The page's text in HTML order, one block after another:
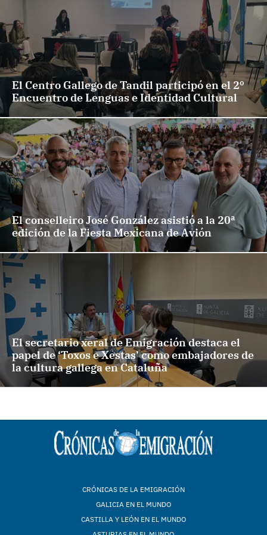
El Centro Gallego de Tandil participó en el 2º
Encuentro de Lenguas e Identidad Cultural
El conselleiro José González asistió a la 20ª
edición de la Fiesta Mexicana de Avión
El secretario xeral de Emigración destaca el
papel de ‘Toxos e Xestas’ como embajadores de
la cultura gallega en Cataluña
CRÓNICAS DE LA EMIGRACIÓN
GALICIA EN EL MUNDO
CASTILLA Y LEÓN EN EL MUNDO